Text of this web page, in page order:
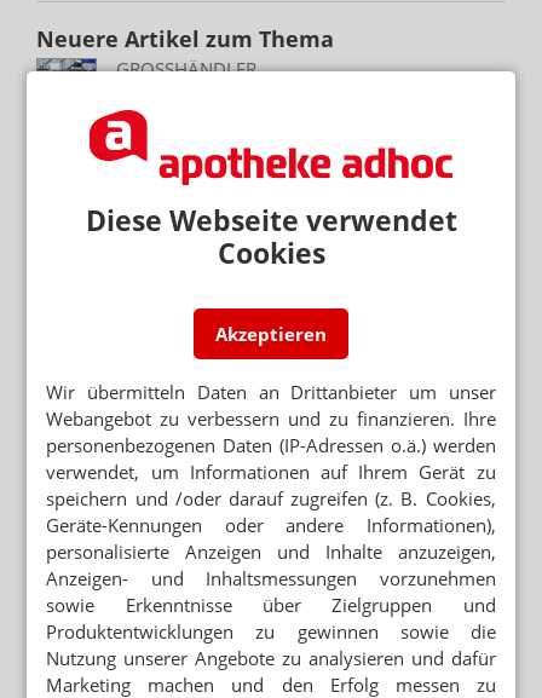
Diese Webseite verwendet
Cookies
Akzeptieren
Wir übermitteln Daten an Drittanbieter um unser
Webangebot zu verbessern und zu finanzieren. Ihre
personenbezogenen Daten (IP-Adressen o.ä.) werden
verwendet, um Informationen auf Ihrem Gerät zu
speichern und /oder darauf zugreifen (z. B. Cookies,
Geräte-Kennungen oder andere Informationen),
personalisierte Anzeigen und Inhalte anzuzeigen,
Anzeigen- und Inhaltsmessungen vorzunehmen
sowie Erkenntnisse über Zielgruppen und
Produktentwicklungen zu gewinnen sowie die
Nutzung unserer Angebote zu analysieren und dafür
Marketing machen und den Erfolg messen zu
Neuere Artikel zum Thema
GROSSHÄNDLER
NEUE IMAGE-KAMPAGNE
Gehe und die Schwiegermutter
GROSSHÄNDLER
Noweda bringt OTC-Eigenmarke
APOTHEKENKOOPERATIONEN
Gesund leben feiert im Camper
GROSSHANDEL
Staatsministerin Klepsch bei Gehe
Mehr zum Thema
DEAL LÄSST AUF SICH WARTEN
Platform Group: Polstermöbel vor AEP
TEMPERATURKONTROLLE
Apotheker: „Wir können keine Wirksamkeit garantieren“